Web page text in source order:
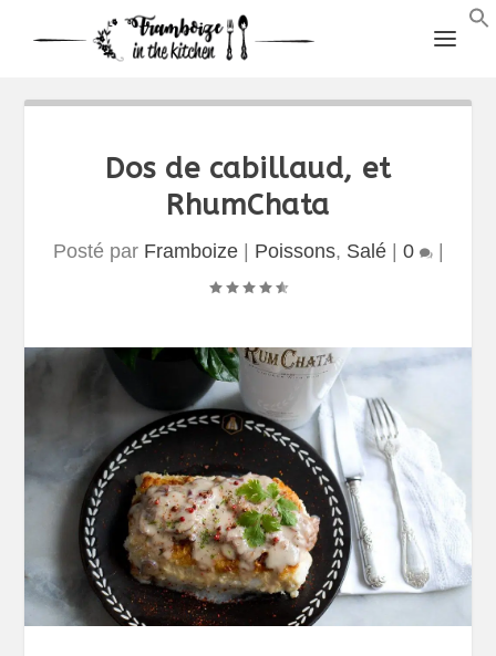
Dos de cabillaud, et
RhumChata
Posté par Framboize| Poissons, Salé| 0 |